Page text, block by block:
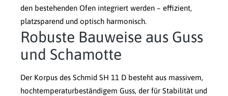
den bestehenden Ofen integriert werden – effizient,
platzsparend und optisch harmonisch.
Robuste Bauweise aus Guss
und Schamotte
Der Korpus des Schmid SH 11 D besteht aus massivem,
hochtemperaturbeständigem Guss, der für Stabilität und